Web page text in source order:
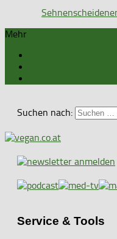
Mehr
Suchen nach:
Service & Tools